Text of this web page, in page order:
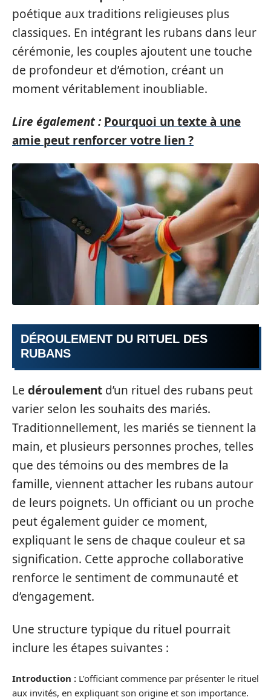
poétique aux traditions religieuses plus
classiques. En intégrant les rubans dans leur
cérémonie, les couples ajoutent une touche
de profondeur et d’émotion, créant un
moment véritablement inoubliable.
Lire également : Pourquoi un texte à une
amie peut renforcer votre lien ?
DÉROULEMENT DU RITUEL DES
RUBANS
Le déroulement d’un rituel des rubans peut
varier selon les souhaits des mariés.
Traditionnellement, les mariés se tiennent la
main, et plusieurs personnes proches, telles
que des témoins ou des membres de la
famille, viennent attacher les rubans autour
de leurs poignets. Un officiant ou un proche
peut également guider ce moment,
expliquant le sens de chaque couleur et sa
signification. Cette approche collaborative
renforce le sentiment de communauté et
d’engagement.
Une structure typique du rituel pourrait
inclure les étapes suivantes :
Introduction : L’officiant commence par présenter le rituel
aux invités, en expliquant son origine et son importance.